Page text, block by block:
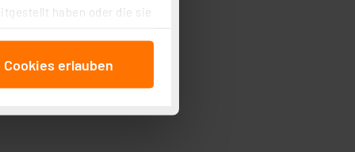
haben oder die sie
(Art. 6
ist durch Klick auf den
Cookies erlauben